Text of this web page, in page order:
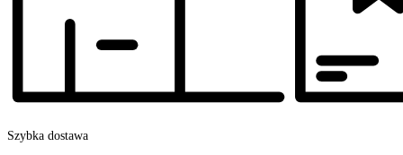
Szybka dostawa